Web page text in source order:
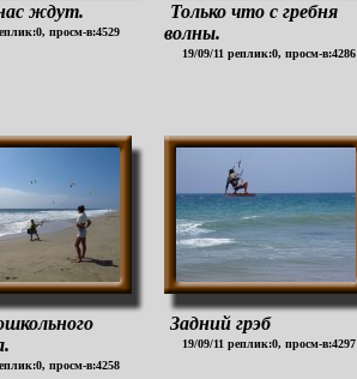
ждут.
просм-в:4529
Только что с гребня
волны.
19/09/11 реплик:0, просм-в:4286
просм-в:4258
Задний грэб
19/09/11 реплик:0, просм-в:4297